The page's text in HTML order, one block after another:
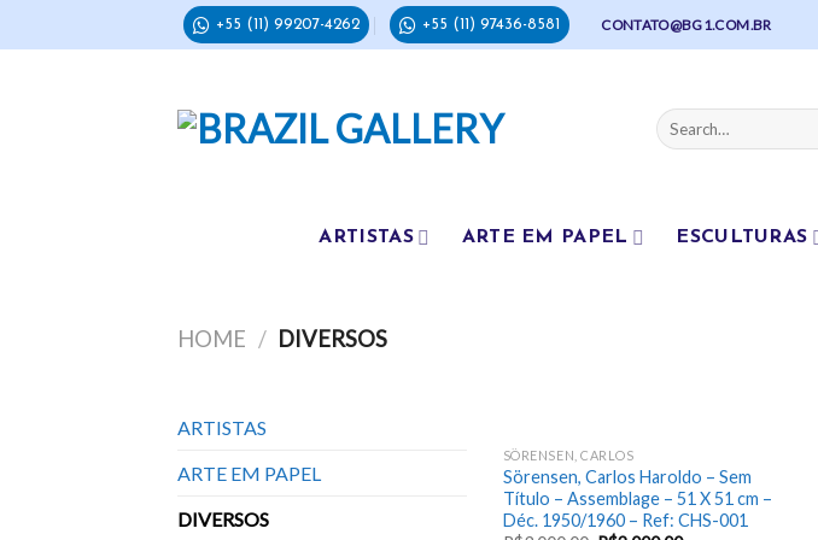
to
+55 (11) 99207-4262 +55 (11) 97436-8581 CONTATO@BG1.COM.BR
Search
for:
ARTISTAS ARTE EM PAPEL ESCULTURAS
HOME / DIVERSOS
ARTISTAS
ARTE EM PAPEL
DIVERSOS
wishlist
SÖRENSEN, CARLOS
Sörensen, Carlos Haroldo – Sem
Título – Assemblage – 51 X 51 cm –
Déc. 1950/1960 – Ref: CHS-001